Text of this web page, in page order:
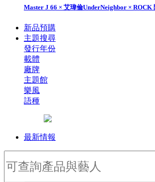
Master J 66 × 艾瑋倫UnderNeighbor × ROCK
新品預購
主題搜尋
發行年份
載體
廠牌
主題館
樂風
語種
最新情報